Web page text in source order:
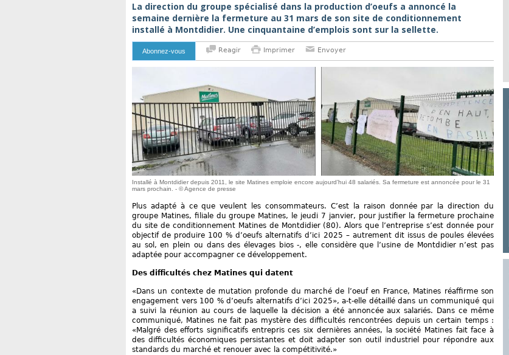
La direction du groupe spécialisé dans la production d’oeufs a annoncé la
semaine dernière la fermeture au 31 mars de son site de conditionnement
installé à Montdidier. Une cinquantaine d’emplois sont sur la sellette.
Abonnez-vous Reagir Imprimer Envoyer
Installé à Montdidier depuis 2011, le site Matines emploie encore aujourd’hui 48 salariés. Sa fermeture est annoncée pour le 31
mars prochain. - © Agence de presse
Plus adapté à ce que veulent les consommateurs. C’est la raison donnée par la direction du
groupe Matines, filiale du groupe Matines, le jeudi 7 janvier, pour justifier la fermeture prochaine
du site de conditionnement Matines de Montdidier (80). Alors que l’entreprise s’est donnée pour
objectif de produire 100 % d’oeufs alternatifs d’ici 2025 – autrement dit issus de poules élevées
au sol, en plein ou dans des élevages bios -, elle considère que l’usine de Montdidier n’est pas
adaptée pour accompagner ce développement.
Des difficultés chez Matines qui datent
«Dans un contexte de mutation profonde du marché de l’oeuf en France, Matines réaffirme son
engagement vers 100 % d’oeufs alternatifs d’ici 2025», a-t-elle détaillé dans un communiqué qui
a suivi la réunion au cours de laquelle la décision a été annoncée aux salariés. Dans ce même
communiqué, Matines ne fait pas mystère des difficultés rencontrées depuis un certain temps :
«Malgré des efforts significatifs entrepris ces six dernières années, la société Matines fait face à
des difficultés économiques persistantes et doit adapter son outil industriel pour répondre aux
standards du marché et renouer avec la compétitivité.»